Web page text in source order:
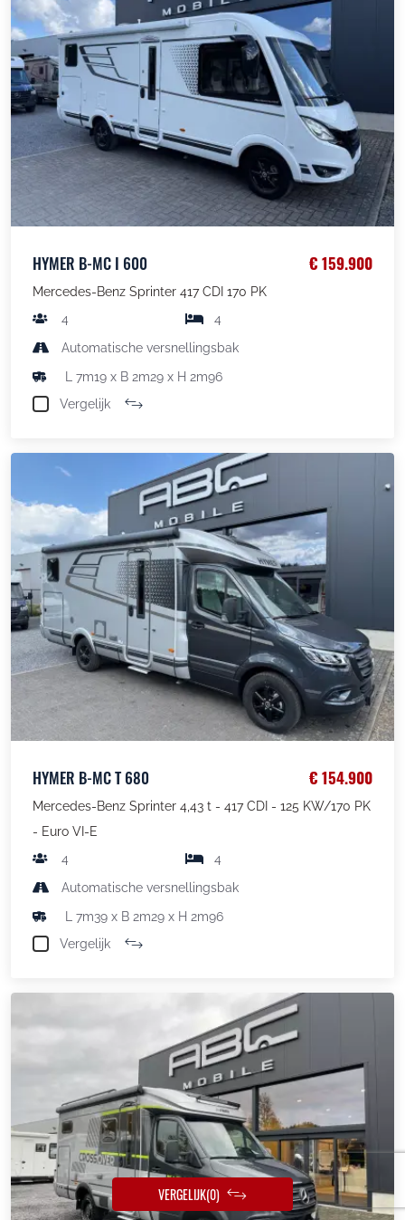
HYMER B-MC I 600 € 159.900
Mercedes-Benz Sprinter 417 CDI 170 PK
4
4
Automatische versnellingsbak
L 7m19 x B 2m29 x H 2m96
Vergelijk
HYMER B-MC T 680 € 154.900
Mercedes-Benz Sprinter 4,43 t - 417 CDI - 125 KW/170 PK
- Euro VI-E
4
4
Automatische versnellingsbak
L 7m39 x B 2m29 x H 2m96
Vergelijk
VERGELIJK(0)